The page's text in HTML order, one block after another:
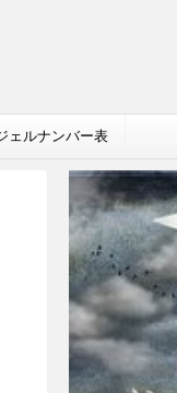
ェルナンバー表